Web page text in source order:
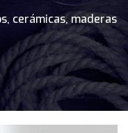
cerámicas, maderas